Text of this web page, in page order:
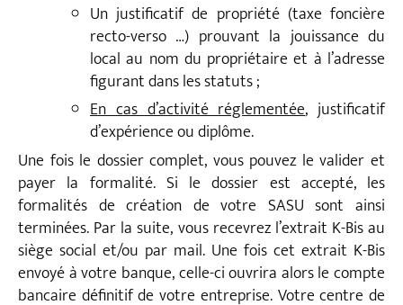
Un justificatif de propriété (taxe foncière
recto-verso …) prouvant la jouissance du
local au nom du propriétaire et à l’adresse
figurant dans les statuts ;
En cas d’activité réglementée, justificatif
d’expérience ou diplôme.
Une fois le dossier complet, vous pouvez le valider et
payer la formalité. Si le dossier est accepté, les
formalités de création de votre SASU sont ainsi
terminées. Par la suite, vous recevrez l’extrait K-Bis au
siège social et/ou par mail. Une fois cet extrait K-Bis
envoyé à votre banque, celle-ci ouvrira alors le compte
bancaire définitif de votre entreprise. Votre centre de